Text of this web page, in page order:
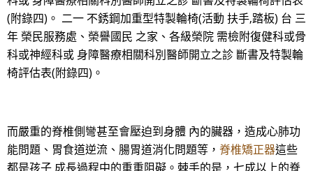
(附錄四)。 二一 不銹鋼加重型特製輪椅(活動 扶手,踏板) 台 三
年 榮民服務處、榮譽國民 之家、各級榮院 需檢附復健科或骨
科或神經科或 身障醫療相關科別醫師開立之診 斷書及特製輪
椅評估表(附錄四)。
而嚴重的脊椎側彎甚至會壓迫到身體 內的臟器，造成心肺功
能問題、胃食道逆流、腸胃道消化問題等， 脊椎矯正器這些
都是孩子 成長過程中的重重阻礙。棘手的是，七成以上的脊